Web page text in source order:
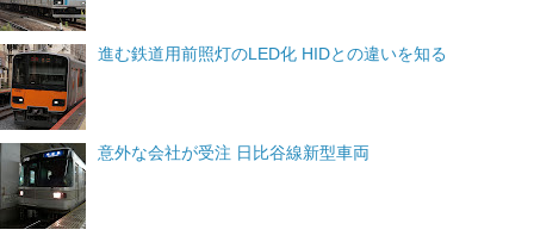
進む鉄道用前照灯のLED化 HIDとの違いを知る
意外な会社が受注 日比谷線新型車両